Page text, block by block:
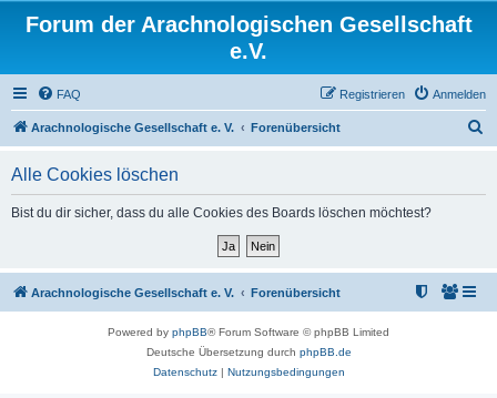
Forum der Arachnologischen Gesellschaft
e.V.
FAQ Anmelden
Registrieren
Arachnologische Gesellschaft e. V. Forenübersicht
Alle Cookies löschen
Bist du dir sicher, dass du alle Cookies des Boards löschen möchtest?
Arachnologische Gesellschaft e. V. Forenübersicht
Powered by phpBB® Forum Software © phpBB Limited
Deutsche Übersetzung durch phpBB.de
Datenschutz| Nutzungsbedingungen